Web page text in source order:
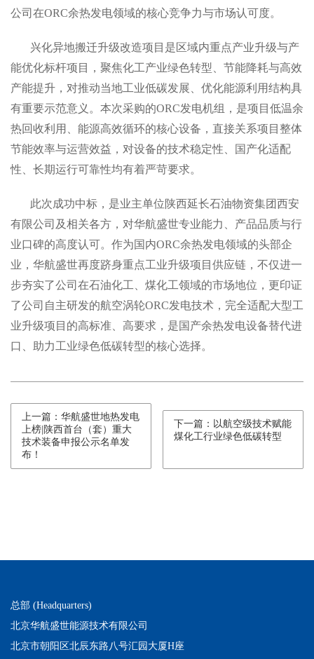
公司在ORC余热发电领域的核心竞争力与市场认可度。
兴化异地搬迁升级改造项目是区域内重点产业升级与产
能优化标杆项目，聚焦化工产业绿色转型、节能降耗与高效
产能提升，对推动当地工业低碳发展、优化能源利用结构具
有重要示范意义。本次采购的ORC发电机组，是项目低温余
热回收利用、能源高效循环的核心设备，直接关系项目整体
节能效率与运营效益，对设备的技术稳定性、国产化适配
性、长期运行可靠性均有着严苛要求。
此次成功中标，是业主单位陕西延长石油物资集团西安
有限公司及相关各方，对华航盛世专业能力、产品品质与行
业口碑的高度认可。作为国内ORC余热发电领域的头部企
业，华航盛世再度跻身重点工业升级项目供应链，不仅进一
步夯实了公司在石油化工、煤化工领域的市场地位，更印证
了公司自主研发的航空涡轮ORC发电技术，完全适配大型工
业升级项目的高标准、高要求，是国产余热发电设备替代进
口、助力工业绿色低碳转型的核心选择。
上一篇：华航盛世地热发电
上榜|陕西首台（套）重大
技术装备申报公示名单发
布！
下一篇：以航空级技术赋能
煤化工行业绿色低碳转型
总部 (Headquarters)
北京华航盛世能源技术有限公司
北京市朝阳区北辰东路八号汇园大厦H座